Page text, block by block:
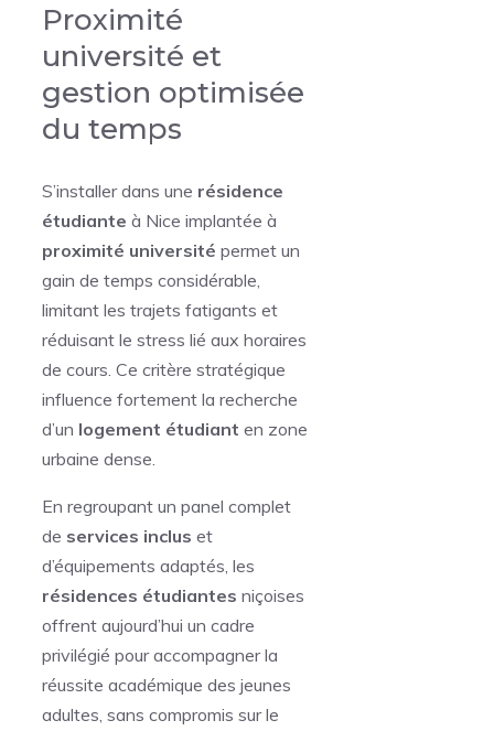
Proximité
université et
gestion optimisée
du temps
S’installer dans une résidence
étudiante à Nice implantée à
proximité université permet un
gain de temps considérable,
limitant les trajets fatigants et
réduisant le stress lié aux horaires
de cours. Ce critère stratégique
influence fortement la recherche
d’un logement étudiant en zone
urbaine dense.
En regroupant un panel complet
de services inclus et
d’équipements adaptés, les
résidences étudiantes niçoises
offrent aujourd’hui un cadre
privilégié pour accompagner la
réussite académique des jeunes
adultes, sans compromis sur le